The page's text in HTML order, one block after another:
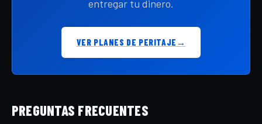
entregar tu dinero.
VER PLANES DE PERITAJE →
PREGUNTAS FRECUENTES